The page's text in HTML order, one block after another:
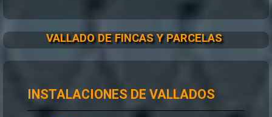
VALLADO DE FINCAS Y PARCELAS
INSTALACIONES DE VALLADOS